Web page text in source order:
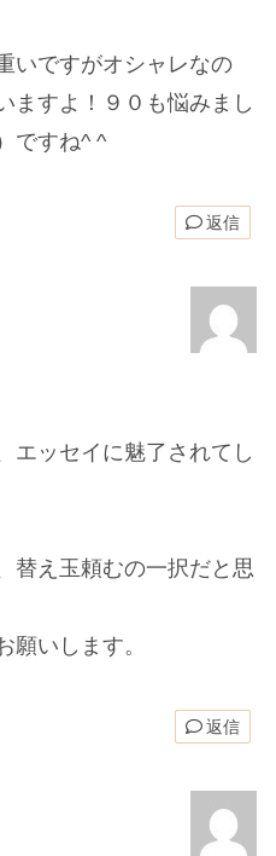
いですがオシャレなの
ますよ！９０も悩みまし
ですね^ ^
返信
エッセイに魅了されてし
替え玉頼むの一択だと思
願いします。
返信